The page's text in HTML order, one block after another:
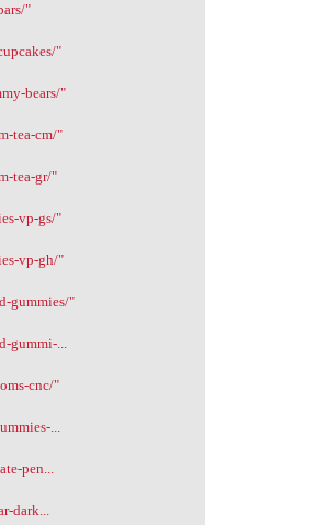
"
"
bears/"
tea-cm/"
tea-gr/"
vp-gs/"
vp-gh/"
gummies/"
gummi-...
cnc/"
...
pen...
dark...